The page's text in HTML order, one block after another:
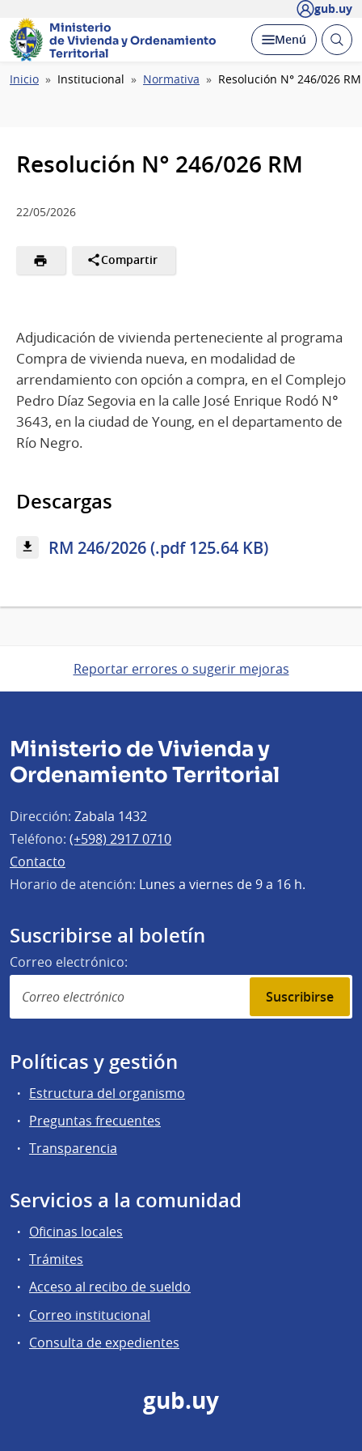
gub.uy
Ministerio
de Vivienda yOrdenamiento
Territorial
Desplegar
Menú Abrir
Ruta
Inicio Institucional Normativa Resolución N° 246/026 RM
Resolución N° 246/026 RM
22/05/2026
Compartir
Adjudicación de vivienda perteneciente al programa
Compra de vivienda nueva, en modalidad de
arrendamiento con opción a compra, en el Complejo
Pedro Díaz Segovia en la calle José Enrique Rodó N°
3643, en la ciudad de Young, en el departamento de
Río Negro.
Descargas
RM 246/2026 (.pdf 125.64 KB)
Reportar errores o sugerir mejoras
Ministerio de Vivienda y
Ordenamiento Territorial
Dirección: Zabala 1432
Teléfono: (+598) 2917 0710
Contacto
Horario de atención: Lunes a viernes de 9 a 16 h.
Suscribirse al boletín
Correo electrónico:
Suscribirse
Políticas y gestión
Estructura del organismo
Preguntas frecuentes
Transparencia
Servicios a la comunidad
Oficinas locales
Trámites
Acceso al recibo de sueldo
Correo institucional
Consulta de expedientes
gub.uy